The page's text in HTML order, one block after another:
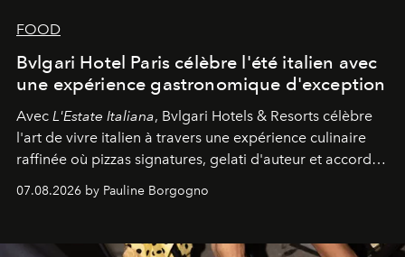
FOOD
Bvlgari Hotel Paris célèbre l'été italien avec
une expérience gastronomique d'exception
Avec L'Estate Italiana, Bvlgari Hotels & Resorts célèbre
l'art de vivre italien à travers une expérience culinaire
raffinée où pizzas signatures, gelati d'auteur et accords
d'exception composent un véritable voyage sensoriel.
07.08.2026 by Pauline Borgogno